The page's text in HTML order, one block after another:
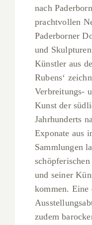
nach
prachtvollen
Paderborner
und
Künstler aus
Rubens‘
Verbreitungs-
Kunst der
Jahrhunderts
Exponate aus
Sammlungen
und seiner
kommen. Eine
zudem